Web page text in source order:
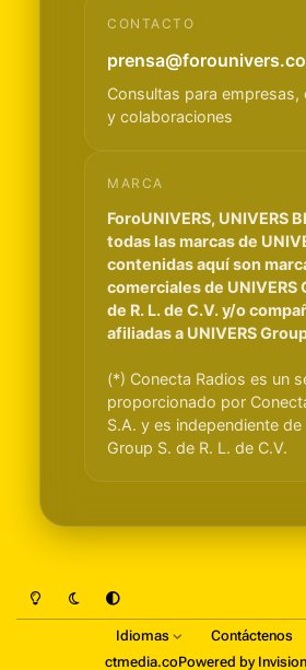
CONTACTO
Consultas para empresas,
y colaboraciones
MARCA
ForoUNIVERS, UNIVERS
todas las marcas de
contenidas aquí son
comerciales de UNIVERS
de R. L. de C.V. y/o
afiliadas a UNIVERS
(*) Conecta Radios es un
proporcionado por
S.A. y es independiente de
Group S. de R. L. de C.V.
Light ModeDark ModeSystem Preference
Idiomas Contáctenos
ctmedia.coPowered by